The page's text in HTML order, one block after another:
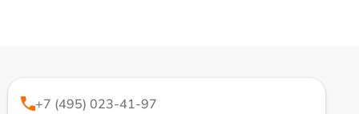
+7 (495) 023-41-97